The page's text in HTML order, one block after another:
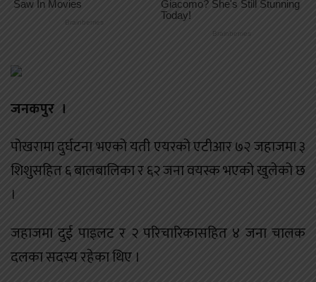
जनकपुर ।
पोखरामा दुर्घटना भएको यती एयरको एटीआर ७२ जहाजमा ३
शिशुसहित ६ बालबालिका र ६२ जना वयस्क भएको खुलेको छ
।
जहाजमा दुई पाइलट र २ परिचारिकासहित ४ जना चालक
दलका सदस्य रहेका थिए ।